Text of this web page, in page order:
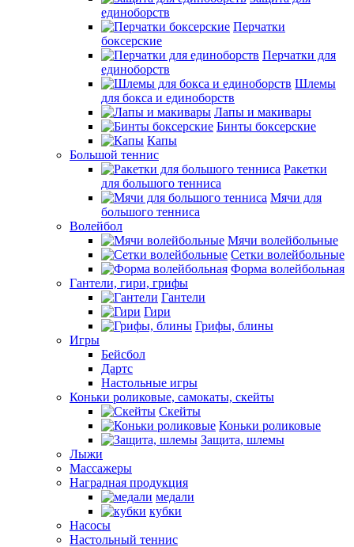
единоборств
Перчатки
боксерские
Перчатки для
единоборств
Шлемы
для бокса и единоборств
Лапы и макивары
Бинты боксерские
Капы
Большой теннис
Ракетки
для большого тенниса
Мячи для
большого тенниса
Волейбол
Мячи волейбольные
Сетки волейбольные
Форма волейбольная
Гантели, гири, грифы
Гантели
Гири
Грифы, блины
Игры
Бейсбол
Дартс
Настольные игры
Коньки роликовые, самокаты, скейты
Скейты
Коньки роликовые
Защита, шлемы
Лыжи
Массажеры
Наградная продукция
медали
кубки
Насосы
Настольный теннис